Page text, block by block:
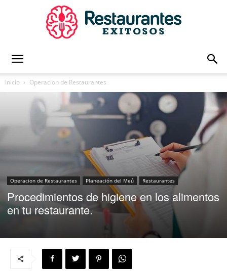
Exitosos
Capacitación
Inicio Operacion de Restaurantes
Operacion de Restaurantes Planeación del Meú Restaurantes
Procedimientos de higiene en los alimentos
en tu restaurante.